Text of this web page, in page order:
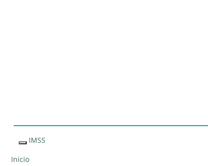
"Acercando
el IMSS al
Ciudadano"
Interruptor
Navegación
IMSS
Inicio